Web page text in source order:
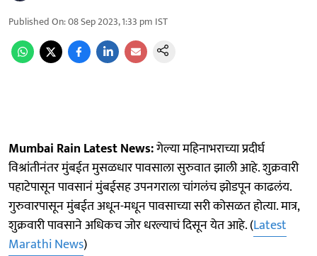
Published On:08 Sep 2023, 1:33 pm IST
Mumbai Rain Latest News:गेल्या महिनाभराच्या प्रदीर्घ
विश्रांतीनंतर मुंबईत मुसळधार पावसाला सुरुवात झाली आहे. शुक्रवारी
पहाटेपासून पावसानं मुंबईसह उपनगराला चांगलंच झोडपून काढलंय.
गुरुवारपासून मुंबईत अधून-मधून पावसाच्या सरी कोसळत होत्या. मात्र,
शुक्रवारी पावसाने अधिकच जोर धरल्याचं दिसून येत आहे. (Latest
Marathi News)